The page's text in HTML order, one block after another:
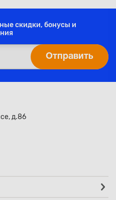
скидки, бонусы и
д.86